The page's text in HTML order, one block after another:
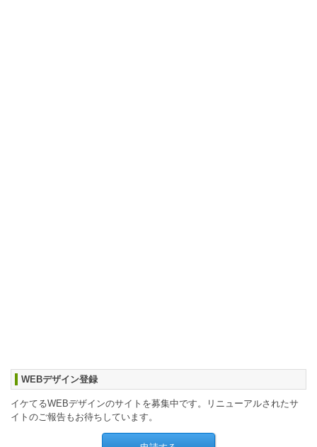
WEBデザイン登録
イケてるWEBデザインのサイトを募集中です。リニューアルされたサ
イトのご報告もお待ちしています。